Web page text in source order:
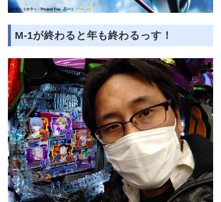
M-1が終わると年も終わるっす！